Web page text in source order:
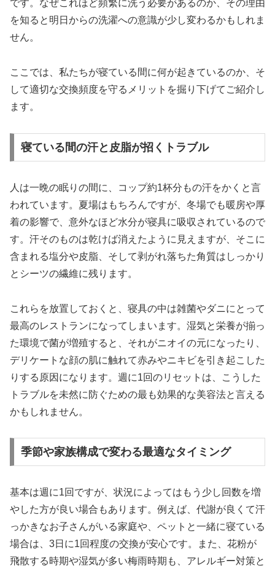
です。なぜこれほど頻繁に洗う必要があるのか、その理由
を知ると明日からの洗濯への意識が少し変わるかもしれま
せん。
ここでは、私たちが寝ている間に何が起きているのか、そ
して適切な交換頻度を守るメリットを掘り下げてご紹介し
ます。
寝ている間の汗と皮脂が招くトラブル
人は一晩の眠りの間に、コップ約1杯分もの汗をかくと言
われています。夏場はもちろんですが、冬場でも暖房や厚
着の影響で、意外なほど水分が寝具に吸収されているので
す。汗そのものは乾けば消えたように見えますが、そこに
含まれる塩分や皮脂、そして剥がれ落ちた角質はしっかり
とシーツの繊維に残ります。
これらを放置しておくと、寝具の中は雑菌やダニにとって
最高のレストランになってしまいます。湿気と栄養が揃っ
た環境で菌が増殖すると、それがニオイの元になったり、
デリケートな顔の肌に触れて赤みやニキビを引き起こした
りする原因になります。週に1回のリセットは、こうした
トラブルを未然に防ぐための最も効果的な美容法と言える
かもしれません。
季節や家族構成で変わる最適なタイミング
基本は週に1回ですが、状況によってはもう少し回数を増
やした方が良い場合もあります。例えば、代謝が良くて汗
っかきなお子さんがいる家庭や、ペットと一緒に寝ている
場合は、3日に1回程度の交換が安心です。また、花粉が
飛散する時期や湿気が多い梅雨時期も、アレルギー対策と